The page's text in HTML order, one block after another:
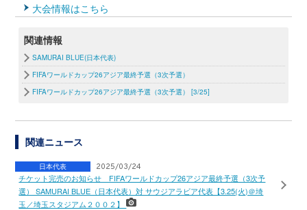
大会情報はこちら
関連情報
SAMURAI BLUE(日本代表)
FIFAワールドカップ26アジア最終予選（3次予選）
FIFAワールドカップ26アジア最終予選（3次予選） [3/25]
関連ニュース
日本代表 2025/03/24
チケット完売のお知らせ FIFAワールドカップ26アジア最終予選（3次予
選） SAMURAI BLUE（日本代表）対 サウジアラビア代表【3.25(火)＠埼
玉／埼玉スタジアム２００２】